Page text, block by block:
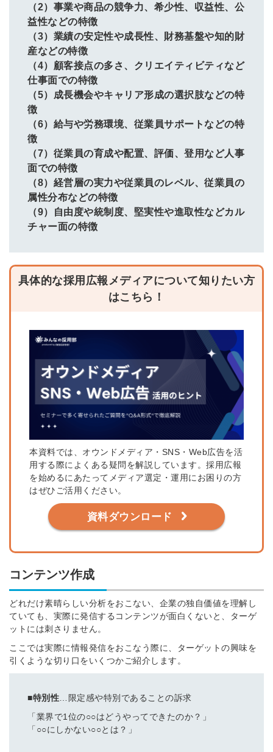
（2）事業や商品の競争力、希少性、収益性、公
益性などの特徴
（3）業績の安定性や成長性、財務基盤や知的財
産などの特徴
（4）顧客接点の多さ、クリエイティビティなど
仕事面での特徴
（5）成長機会やキャリア形成の選択肢などの特
徴
（6）給与や労務環境、従業員サポートなどの特
徴
（7）従業員の育成や配置、評価、登用など人事
面での特徴
（8）経営層の実力や従業員のレベル、従業員の
属性分布などの特徴
（9）自由度や統制度、堅実性や進取性などカル
チャー面の特徴
具体的な採用広報メディアについて知りたい方
はこちら！
本資料では、オウンドメディア・SNS・Web広告を活
用する際によくある疑問を解説しています。採用広報
を始めるにあたってメディア選定・運用にお困りの方
はぜひご活用ください。
資料ダウンロード
コンテンツ作成
どれだけ素晴らしい分析をおこない、企業の独自価値を理解し
ていても、実際に発信するコンテンツが面白くないと、ターゲ
ットには刺さりません。
ここでは実際に情報発信をおこなう際に、ターゲットの興味を
引くような切り口をいくつかご紹介します。
■特別性 …限定感や特別であることの訴求
「業界で1位の○○はどうやってできたのか？」
「○○にしかない○○とは？」